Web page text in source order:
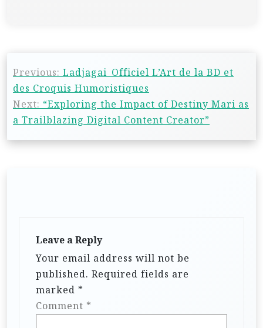
Previous: Ladjagai_Officiel L’Art de la BD et
des Croquis Humoristiques
Next: “Exploring the Impact of Destiny Mari as
a Trailblazing Digital Content Creator”
Leave a Reply
Your email address will not be
published. Required fields are
marked *
Comment *